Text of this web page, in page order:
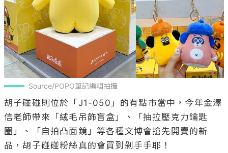
Source/POPO筆記編輯拍攝
胡子碰碰則位於「J1-050」的有點市當中，今年金澤
信老師帶來「絨毛吊飾盲盒」、「抽拉壓克力鑰匙
圈」、「自拍凸面鏡」等各種文博會搶先開賣的新
品，胡子碰碰粉絲真的會買到剁手手耶！